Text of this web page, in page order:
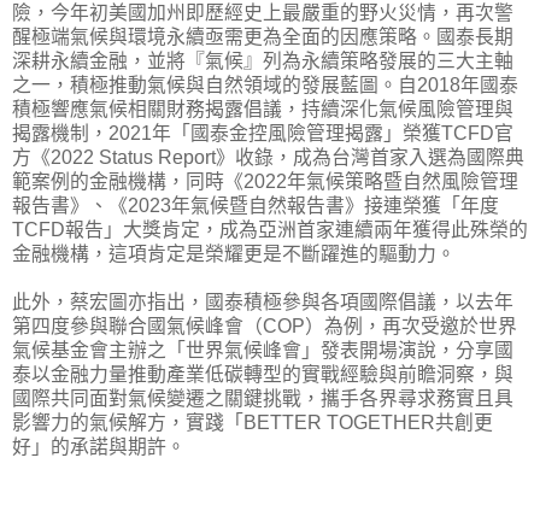
險，今年初美國加州即歷經史上最嚴重的野火災情，再次警
醒極端氣候與環境永續亟需更為全面的因應策略。國泰長期
深耕永續金融，並將『氣候』列為永續策略發展的三大主軸
之一，積極推動氣候與自然領域的發展藍圖。自2018年國泰
積極響應氣候相關財務揭露倡議，持續深化氣候風險管理與
揭露機制，2021年「國泰金控風險管理揭露」榮獲TCFD官
方《2022 Status Report》收錄，成為台灣首家入選為國際典
範案例的金融機構，同時《2022年氣候策略暨自然風險管理
報告書》、《2023年氣候暨自然報告書》接連榮獲「年度
TCFD報告」大獎肯定，成為亞洲首家連續兩年獲得此殊榮的
金融機構，這項肯定是榮耀更是不斷躍進的驅動力。
此外，蔡宏圖亦指出，國泰積極參與各項國際倡議，以去年
第四度參與聯合國氣候峰會（COP）為例，再次受邀於世界
氣候基金會主辦之「世界氣候峰會」發表開場演說，分享國
泰以金融力量推動產業低碳轉型的實戰經驗與前瞻洞察，與
國際共同面對氣候變遷之關鍵挑戰，攜手各界尋求務實且具
影響力的氣候解方，實踐「BETTER TOGETHER共創更
好」的承諾與期許。